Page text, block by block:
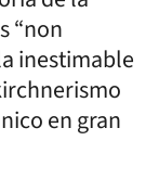
“non
inestimable
en gran